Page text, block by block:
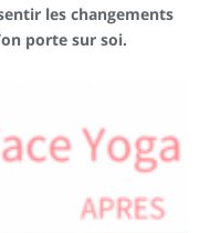
les changements
porte sur soi.